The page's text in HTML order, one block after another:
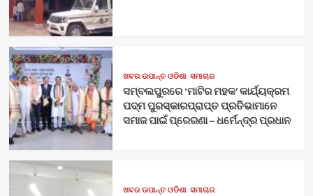
ଖବର ଉପାନ୍ତ ଓଡିଶା ସମାଚାର
ସମ୍ବଲପୁରରେ ‘ମାଟିର ମହକ’ କାର୍ଯ୍ୟକ୍ରମ
ପଦ୍ମ ପୁରସ୍କାରପ୍ରାପ୍ତ ପ୍ରତିଭାମାନେ
ସମାଜ ପାଇଁ ପ୍ରେରଣା – ଧର୍ମେନ୍ଦ୍ର ପ୍ରଧାନ
ଖବର ଉପାନ୍ତ ଓଡିଶା ସମାଚାର